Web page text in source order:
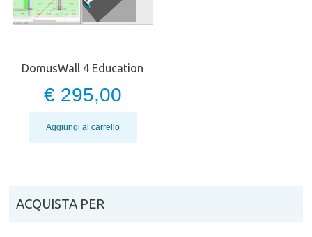
DomusWall 4 Education
€ 295,00
Aggiungi al carrello
ACQUISTA PER